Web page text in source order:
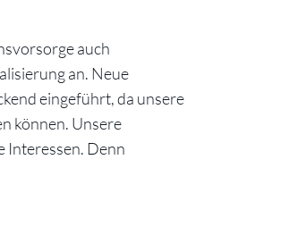
auch
an. Neue
eingeführt, da unsere
können. Unsere
Interessen. Denn